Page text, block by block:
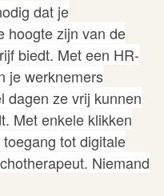
dat je
hoogte zijn van de
biedt. Met een HR-
je werknemers
dagen ze vrij kunnen
Met enkele klikken
tot digitale
Niemand